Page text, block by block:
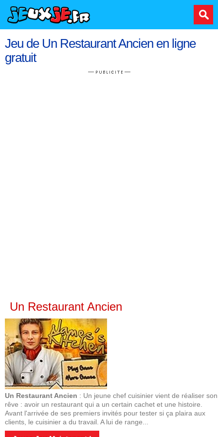
Jeu de Un Restaurant Ancien en ligne
gratuit
Un Restaurant Ancien
Un Restaurant Ancien : Un jeune chef cuisinier vient de réaliser son
rêve : avoir un restaurant qui a un certain cachet et une histoire.
Avant l'arrivée de ses premiers invités pour tester si ça plaira aux
clients, le cuisinier a du travail. A lui de range...